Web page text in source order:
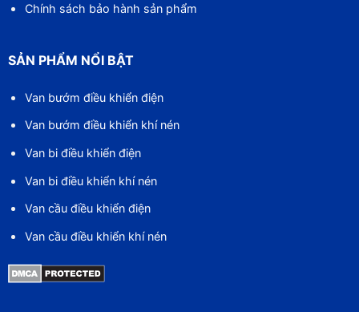
Chính sách bảo hành sản phẩm
SẢN PHẨM NỔI BẬT
Van bướm điều khiển điện
Van bướm điều khiển khí nén
Van bi điều khiển điện
Van bi điều khiển khí nén
Van cầu điều khiển điện
Van cầu điều khiển khí nén